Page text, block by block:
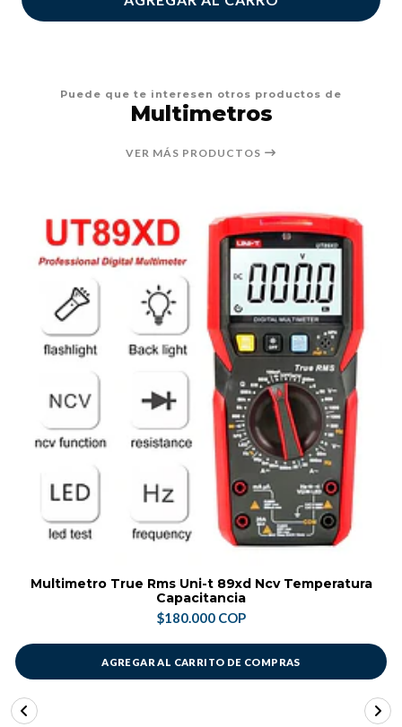
Puede que te interesen otros productos de
Multimetros
VER MÁS PRODUCTOS
Multimetro True Rms Uni-t 89xd Ncv Temperatura
Capacitancia
$180.000 COP
AGREGAR AL CARRITO DE COMPRAS